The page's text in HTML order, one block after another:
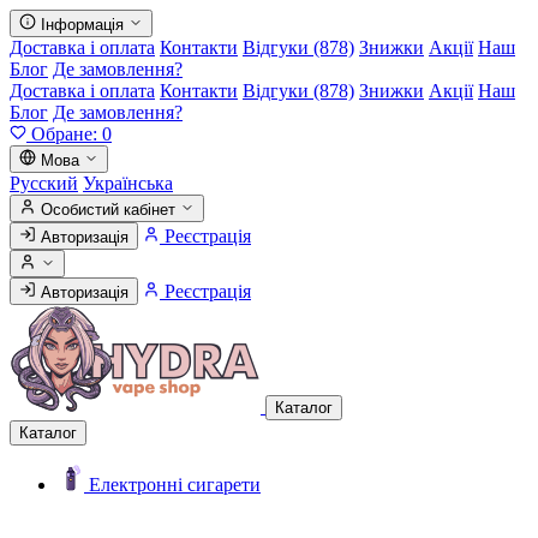
Інформація
Доставка і оплата Контакти Відгуки (878) Знижки Акції Наш
Блог Де замовлення?
Доставка і оплата Контакти Відгуки (878) Знижки Акції Наш
Блог Де замовлення?
Обране: 0
Мова
Русский Українська
Особистий кабінет
Авторизація
Реєстрація
Авторизація Реєстрація
Каталог
Каталог
Електронні сигарети